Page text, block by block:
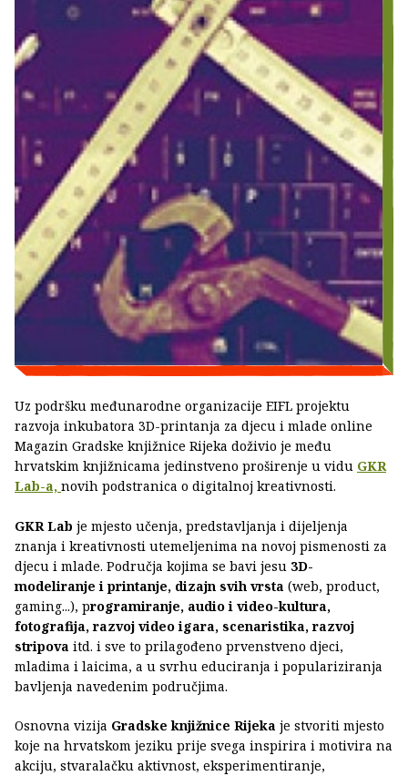
Uz podršku međunarodne organizacije EIFL projektu
razvoja inkubatora 3D-printanja za djecu i mlade online
Magazin Gradske knjižnice Rijeka doživio je među
hrvatskim knjižnicama jedinstveno proširenje u vidu GKR
Lab-a, novih podstranica o digitalnoj kreativnosti.
GKR Lab je mjesto učenja, predstavljanja i dijeljenja
znanja i kreativnosti utemeljenima na novoj pismenosti za
djecu i mlade. Područja kojima se bavi jesu 3D-
modeliranje i printanje, dizajn svih vrsta (web, product,
gaming...), programiranje, audio i video-kultura,
fotografija, razvoj video igara, scenaristika, razvoj
stripova itd. i sve to prilagođeno prvenstveno djeci,
mladima i laicima, a u svrhu educiranja i populariziranja
bavljenja navedenim područjima.
Osnovna vizija Gradske knjižnice Rijeka je stvoriti mjesto
koje na hrvatskom jeziku prije svega inspirira i motivira na
akciju, stvaralačku aktivnost, eksperimentiranje,